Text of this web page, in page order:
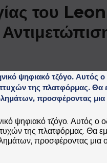
του
ψηφιακό τζόγο. Αυτός
της πλατφόρμας. Θα
προσφέροντας μια
ψηφιακό τζόγο. Αυτός
της πλατφόρμας. Θα
προσφέροντας μια